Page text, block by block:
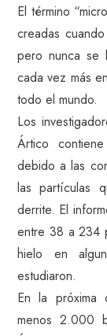
El término
creadas
pero nunca se
cada vez más
todo el mundo.
Los
Ártico
debido a las
las partículas
derrite. El
entre 38 a 234
hielo en
estudiaron.
En la próxima
menos 2.000